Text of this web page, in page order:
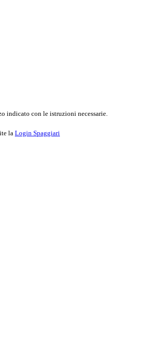
indicato con le istruzioni necessarie.
la Login Spaggiari